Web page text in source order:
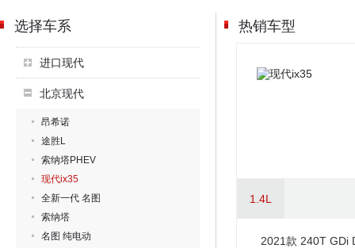
选择车系
进口现代
北京现代
昂希诺
途胜L
索纳塔PHEV
现代ix35
全新一代 名图
索纳塔
名图 纯电动
热销车型
1.4L
2021款 240T GDi